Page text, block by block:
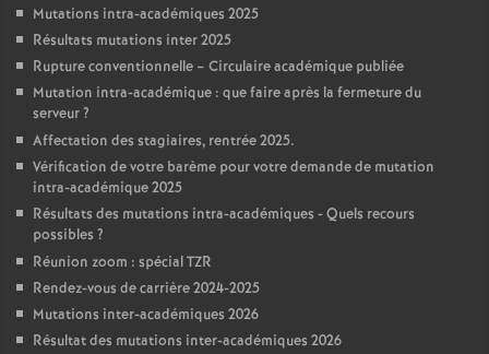
Mutations intra-académiques 2025
Résultats mutations inter 2025
Rupture conventionnelle – Circulaire académique publiée
Mutation intra-académique : que faire après la fermeture du
serveur?
Affectation des stagiaires, rentrée 2025.
Vérification de votre barème pour votre demande de mutation
intra-académique 2025
Résultats des mutations intra-académiques - Quels recours
possibles ?
Réunion zoom : spécial TZR
Rendez-vous de carrière 2024-2025
Mutations inter-académiques 2026
Résultat des mutations inter-académiques 2026